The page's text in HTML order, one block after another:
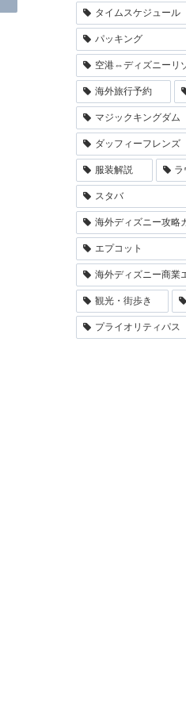
タイムスケジュール
パッキング
空港⇔ディズニーリ
海外旅行予約
マジックキングダム
ダッフィーフレンズ
服装解説 ラ
スタバ
海外ディズニー攻略
エプコット
海外ディズニー商業
観光・街歩き
プライオリティパス